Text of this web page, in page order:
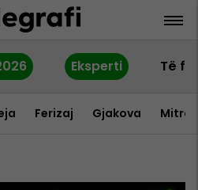
Eksperti Të
Ferizaj Gjakova